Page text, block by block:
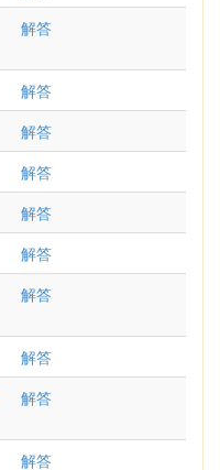
解答
解答
解答
解答
解答
解答
解答
解答
解答
解答